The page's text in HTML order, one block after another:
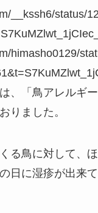
__kssh6/status/
himasho0129/
、「鳥アレルギ
りました。
る鳥に対して、
日に湿疹が出来